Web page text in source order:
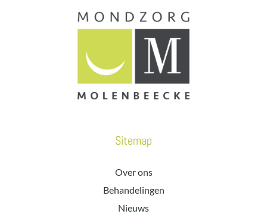
Sitemap
Over ons
Behandelingen
Nieuws